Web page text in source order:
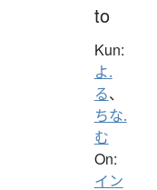
to
Kun:
よ.
る、
ちな.
む
On:
イン